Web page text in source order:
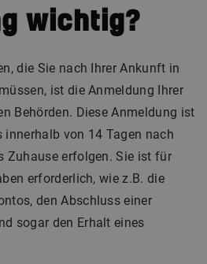
wichtig?
die Sie nach Ihrer Ankunft in
ist die Anmeldung Ihrer
Behörden. Diese Anmeldung ist
von 14 Tagen nach
Zuhause erfolgen. Sie ist für
erforderlich, wie z.B. die
den Abschluss einer
sogar den Erhalt eines